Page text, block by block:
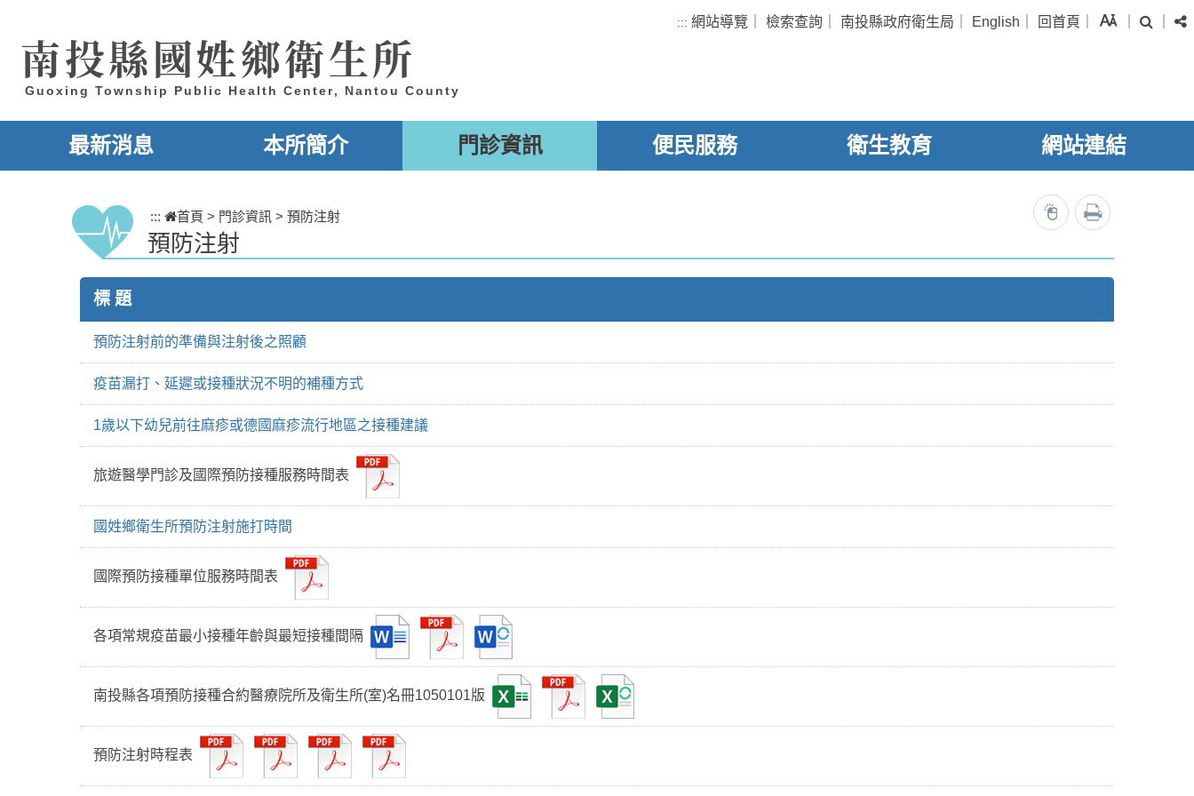
南投縣國姓鄉衛生所
Guoxing Township Public Health Center, Nantou County
::: 網站導覽 檢索查詢 南投縣政府衛生局 English 回首頁 字級 搜尋
最新消息 本所簡介 門診資訊 便民服務 衛生教育 網站連結
::: 首頁 > 門診資訊 > 預防注射
預防注射
標 題
預防注射前的準備與注射後之照顧
疫苗漏打、延遲或接種狀況不明的補種方式
1歲以下幼兒前往麻疹或德國麻疹流行地區之接種建議
旅遊醫學門診及國際預防接種服務時間表
國姓鄉衛生所預防注射施打時間
國際預防接種單位服務時間表
各項常規疫苗最小接種年齡與最短接種間隔
南投縣各項預防接種合約醫療院所及衛生所(室)名冊1050101版
預防注射時程表